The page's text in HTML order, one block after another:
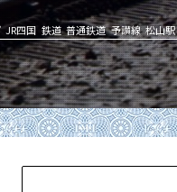
JR四国 鉄道 普通鉄道 予讃線 松山駅